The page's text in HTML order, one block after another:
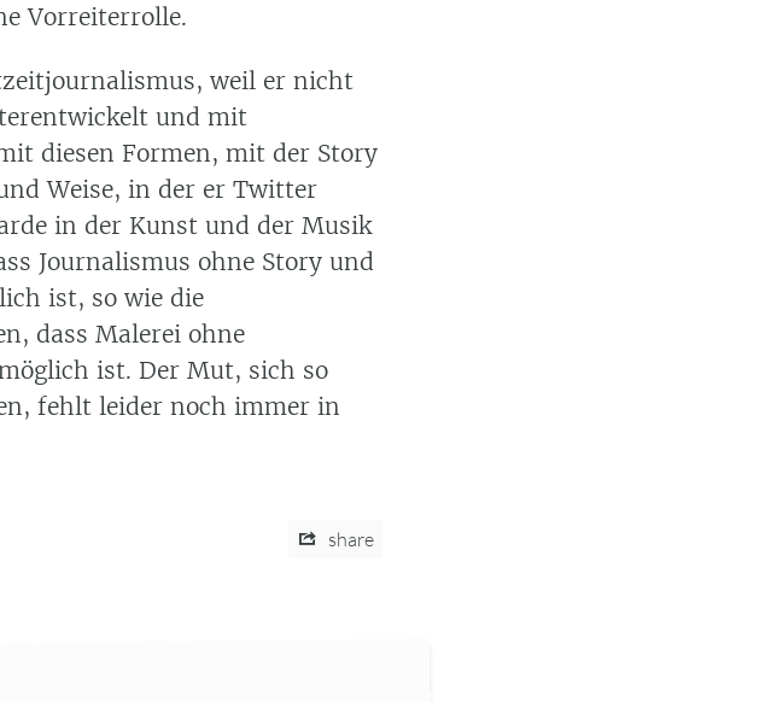
Vorreiterrolle.
weil er nicht
und mit
diesen Formen, mit der Story
Weise, in der er Twitter
in der Kunst und der Musik
Journalismus ohne Story und
ist, so wie die
dass Malerei ohne
ist. Der Mut, sich so
fehlt leider noch immer in
share